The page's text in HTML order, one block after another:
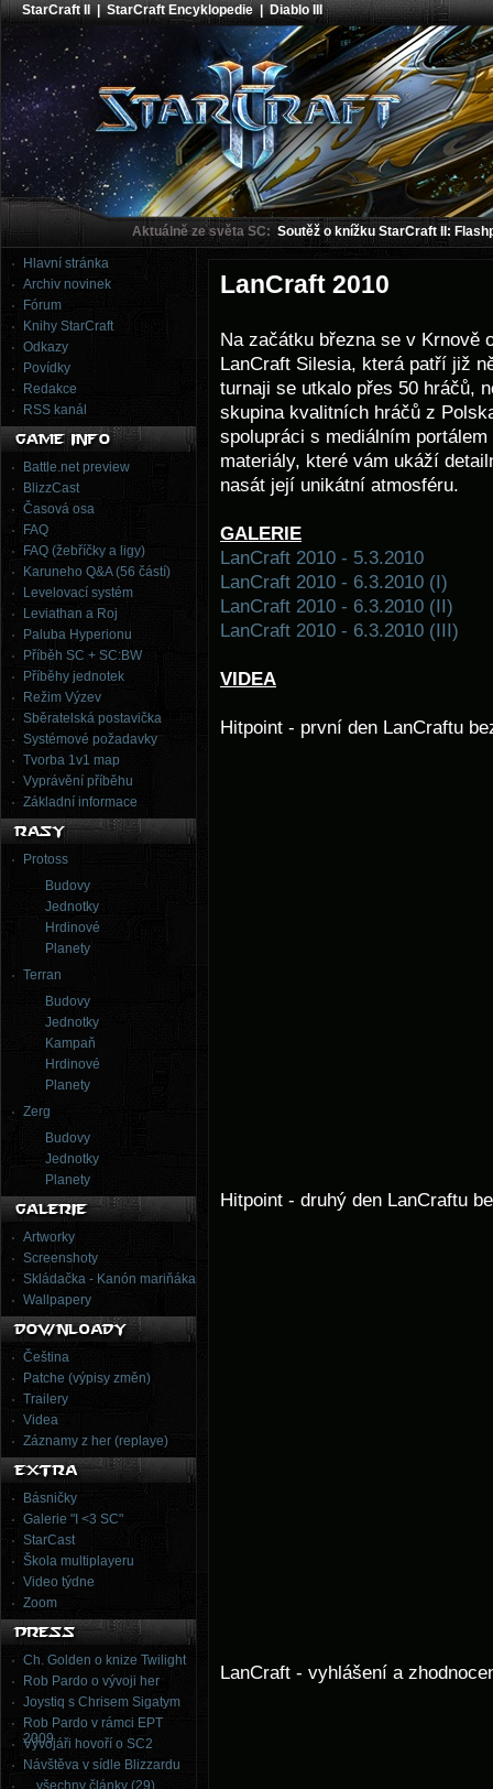
StarCraft II |StarCraft Encyklopedie|Diablo III
Aktuálně ze světa SC: Soutěž o knížku StarCraft II:
Hlavní stránka
Archiv novinek
Fórum
Knihy StarCraft
Odkazy
Povídky
Redakce
RSS kanál
Battle.net preview
BlizzCast
Časová osa
FAQ
FAQ (žebříčky a ligy)
Karuneho Q&A (56 částí)
Levelovací systém
Leviathan a Roj
Paluba Hyperionu
Příběh SC + SC:BW
Příběhy jednotek
Režim Výzev
Sběratelská postavička
Systémové požadavky
Tvorba 1v1 map
Vyprávění příběhu
Základní informace
Protoss
Budovy
Jednotky
Hrdinové
Planety
Terran
Budovy
Jednotky
Kampaň
Hrdinové
Planety
Zerg
Budovy
Jednotky
Planety
Artworky
Screenshoty
Skládačka - Kanón mariňáka
Wallpapery
Čeština
Patche (výpisy změn)
Trailery
Videa
Záznamy z her (replaye)
Básničky
Galerie "I <3 SC"
StarCast
Škola multiplayeru
Video týdne
Zoom
Ch. Golden o knize Twilight
Rob Pardo o vývoji her
Joystiq s Chrisem Sigatym
Rob Pardo v rámci EPT
2009
Vývojáři hovoří o SC2
Návštěva v sídle Blizzardu
... všechny články (29)
LanCraft 2010
Na začátku března se v Krnově
LanCraft Silesia, která patří již
turnaji se utkalo přes 50 hráčů,
skupina kvalitních hráčů z
spolupráci s mediálním portálem
materiály, které vám ukáží
nasát její unikátní atmosféru.
GALERIE
LanCraft 2010 - 5.3.2010
LanCraft 2010 - 6.3.2010 (I)
LanCraft 2010 - 6.3.2010 (II)
LanCraft 2010 - 6.3.2010 (III)
VIDEA
Hitpoint - první den LanCraftu
Hitpoint - druhý den LanCraftu
LanCraft - vyhlášení a